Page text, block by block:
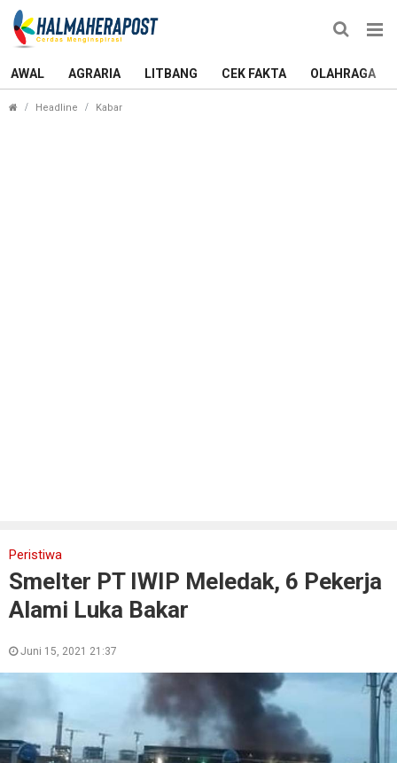
AWAL AGRARIA LITBANG CEK FAKTA OLAHRAGA
Headline Kabar
Peristiwa
Smelter PT IWIP Meledak, 6 Pekerja
Alami Luka Bakar
Juni 15, 2021 21:37